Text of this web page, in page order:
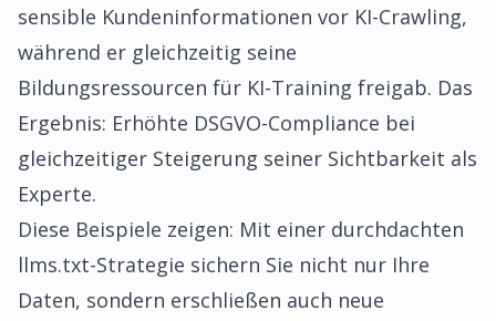
sensible Kundeninformationen vor KI-Crawling,
während er gleichzeitig seine
Bildungsressourcen für KI-Training freigab. Das
Ergebnis: Erhöhte DSGVO-Compliance bei
gleichzeitiger Steigerung seiner Sichtbarkeit als
Experte.
Diese Beispiele zeigen: Mit einer durchdachten
llms.txt-Strategie sichern Sie nicht nur Ihre
Daten, sondern erschließen auch neue